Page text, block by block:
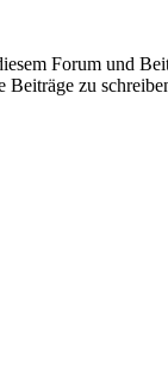
Forum und
zu